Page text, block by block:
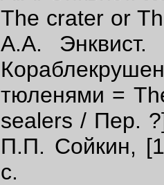
The crater or
А.А.
тюленями =
sealers / Пер.
П.П. Сойкин,
с.